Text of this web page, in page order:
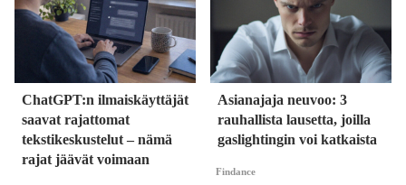
ChatGPT:n ilmaiskäyttäjät
saavat rajattomat
tekstikeskustelut – nämä
rajat jäävät voimaan
Asianajaja neuvoo: 3
rauhallista lausetta, joilla
gaslightingin voi katkaista
Findance